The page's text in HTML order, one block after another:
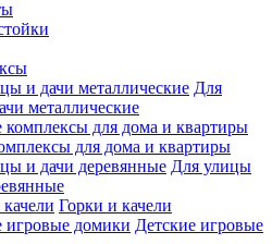
Для
металлические
для дома и квартиры
Для улицы
Горки и качели
Детские игровые